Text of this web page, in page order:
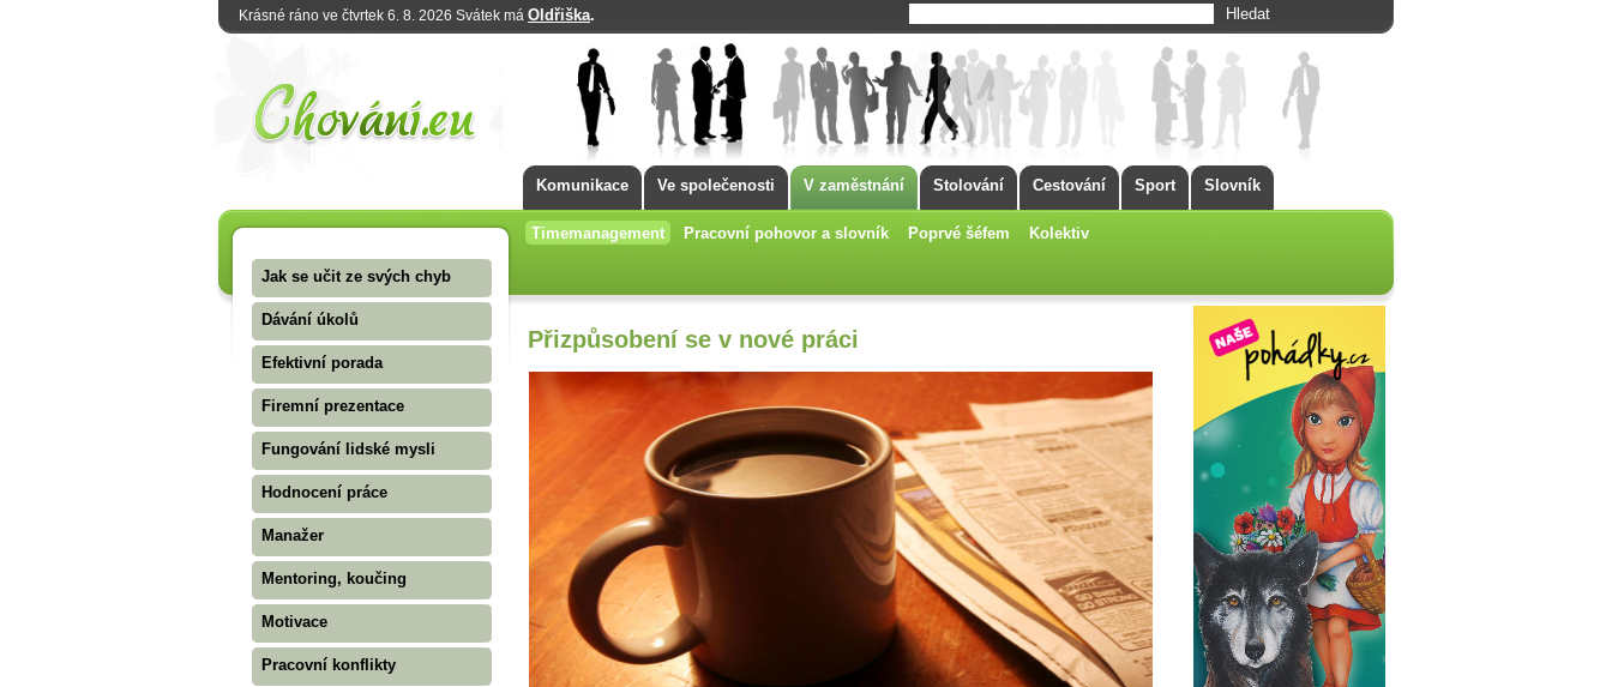
Krásné ráno ve čtvrtek 6. 8. 2026 Svátek má Oldřiška.
Komunikace Ve společenosti V zaměstnání Stolování Cestování Sport Slovník
Timemanagement Pracovní pohovor a slovník Poprvé šéfem Kolektiv
Jak se učit ze svých chyb
Dávání úkolů
Efektivní porada
Firemní prezentace
Fungování lidské mysli
Hodnocení práce
Manažer
Mentoring, koučing
Motivace
Pracovní konflikty
Přizpůsobení se v nové práci